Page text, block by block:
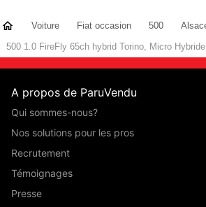
Voiture Fiat occasion 500
500 1.0 FireFly 65ch hybrid Torino, Micro
A propos de ParuVendu
Qui sommes-nous?
Nos solutions pour les pros
Recrutement
Témoignages
Presse